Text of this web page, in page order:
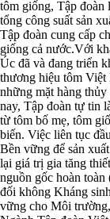
tôm giống, Tập đoàn
tổng công suất sản
Tập đoàn cung cấp
giống cả nước.Với
Úc đã và đang triển
thương hiệu tôm Việt
những mặt hàng
nay, Tập đoàn tự tin
từ tôm bố mẹ, tôm
biến. Việc liên tục
Bền vững để sản
lại giá trị gia tăng
nguồn gốc hoàn toàn
đối không Kháng
vững cho Môi